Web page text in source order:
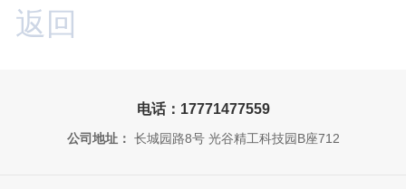
返回
电话：17771477559
公司地址： 长城园路8号 光谷精工科技园B座712